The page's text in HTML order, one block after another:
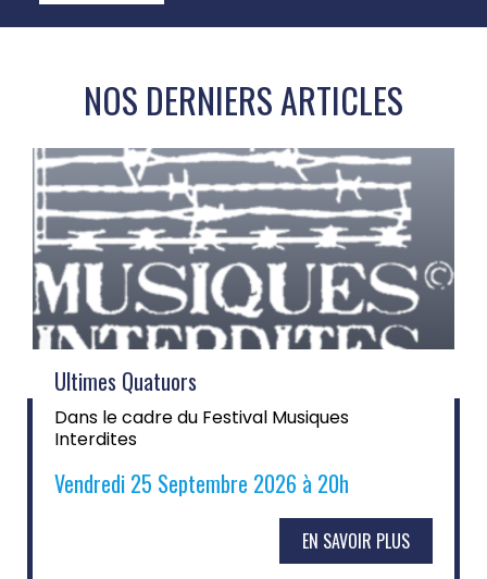
NOS DERNIERS ARTICLES
Ultimes Quatuors
Dans le cadre du Festival Musiques
Interdites
Vendredi 25 Septembre 2026 à 20h
EN SAVOIR PLUS